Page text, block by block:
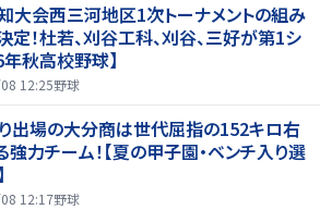
大会西三河地区1次トーナメントの組み
定！杜若、刈谷工科、刈谷、三好が第1シ
年秋高校野球】
12:25野球
出場の大分商は世代屈指の152キロ右
強力チーム！【夏の甲子園・ベンチ入り選
12:17野球